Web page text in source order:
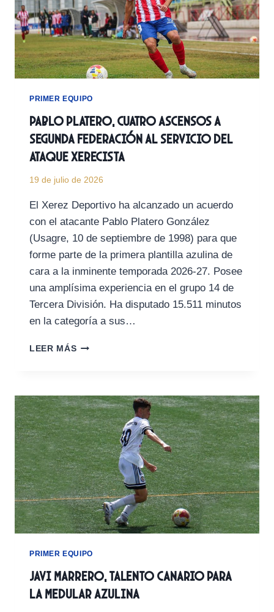
EN
EL
CAMPO
PEPE
RAVELO
PRIMER EQUIPO
Pablo Platero, cuatro ascensos a
Segunda Federación al servicio del
ataque xerecista
19 de julio de 2026
El Xerez Deportivo ha alcanzado un acuerdo
con el atacante Pablo Platero González
(Usagre, 10 de septiembre de 1998) para que
forme parte de la primera plantilla azulina de
cara a la inminente temporada 2026-27. Posee
una amplísima experiencia en el grupo 14 de
Tercera División. Ha disputado 15.511 minutos
en la categoría a sus…
LEER MÁSPABLO
A
SEGUNDA
FEDERACIÓN
AL
SERVICIO
DEL
ATAQUE
XERECISTA
PRIMER EQUIPO
Javi Marrero, talento canario para
la medular azulina